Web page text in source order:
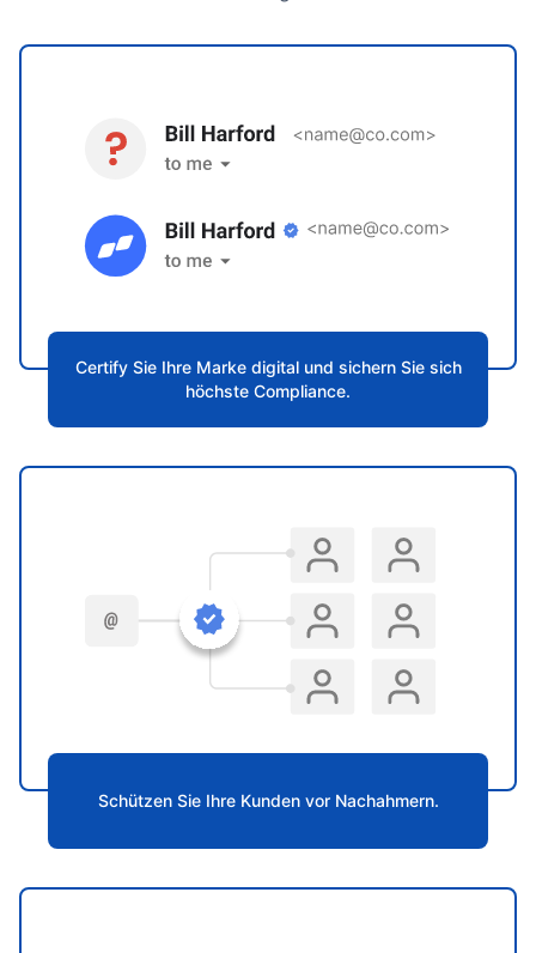
Certify Sie Ihre Marke digital und sichern Sie sich
höchste Compliance.
Schützen Sie Ihre Kunden vor Nachahmern.